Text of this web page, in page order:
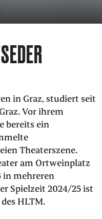
in Graz, studiert seit
Vor ihrem
bereits ein
Theaterszene.
am Ortweinplatz
in mehreren
Spielzeit 2024/25 ist
HLTM.